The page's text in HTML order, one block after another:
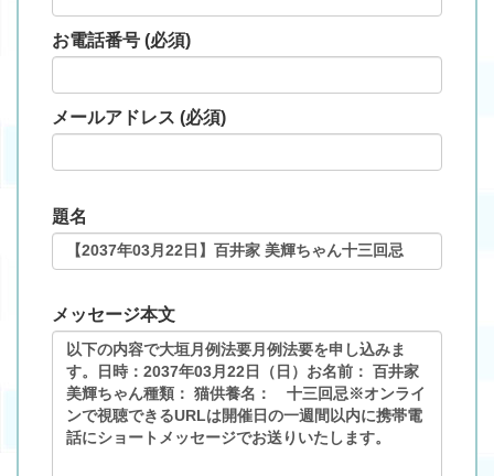
お電話番号 (必須)
メールアドレス (必須)
題名
メッセージ本文